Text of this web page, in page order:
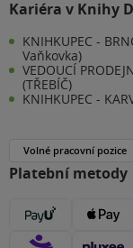
Kariéra v Knihy
KNIHKUPEC -
Vaňkovka)
VEDOUCÍ
(TŘEBÍČ)
KNIHKUPEC -
Volné pracovní pozice
Platební metody